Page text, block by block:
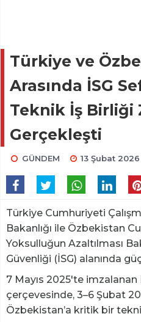
Türkiye ve
Arasında İSG
Teknik İş Birliği
Gerçekleşti
GÜNDEM 13 Şubat
Türkiye Cumhuriyeti
Bakanlığı ile Özbekistan
Yoksulluğun Azaltılması
Güvenliği (İSG) alanında
7 Mayıs 2025'te
çerçevesinde, 3–6 Şubat
Özbekistan’a kritik bir